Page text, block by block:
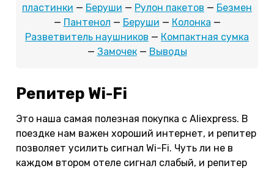
пластинки — Беруши — Рулон пакетов — Безмен
— Пантенол — Беруши — Колонка —
Разветвитель наушников — Компактная сумка
— Замочек— Выводы
Репитер Wi-Fi
Это наша самая полезная покупка с Aliexpress. В
поездке нам важен хороший интернет, и репитер
позволяет усилить сигнал Wi-Fi. Чуть ли не в
каждом втором отеле сигнал слабый, и репитер